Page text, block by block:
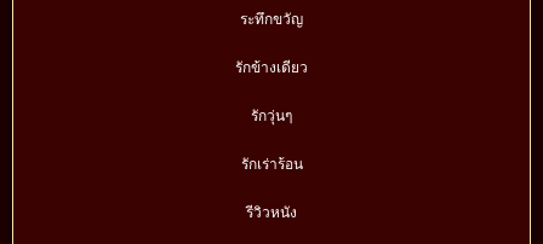
ระทึกขวัญ
รักข้างเดียว
รักวุ่นๆ
รักเร่าร้อน
รีวิวหนัง